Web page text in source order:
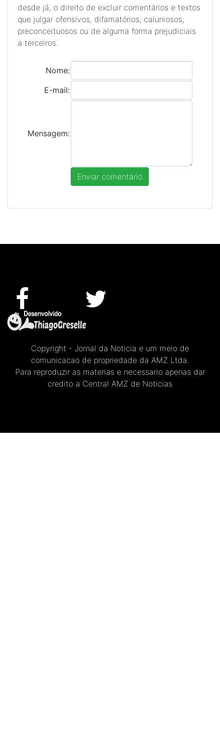
desde já, o direito de excluir comentários e textos
que julgar ofensivos, difamatórios, caluniosos,
preconceituosos ou de alguma forma prejudiciais
a terceiros.
Nome:
E-mail:
Mensagem:
Copyright - Jornal da Noticia e um meio de
comunicacao de propriedade da AMZ Ltda.
Para reproduzir as materias e necessario apenas dar
credito a Central AMZ de Noticias